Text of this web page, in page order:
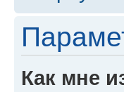
Как мне